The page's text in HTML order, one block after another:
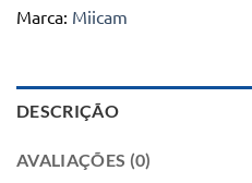
Marca: Miicam
DESCRIÇÃO
AVALIAÇÕES (0)